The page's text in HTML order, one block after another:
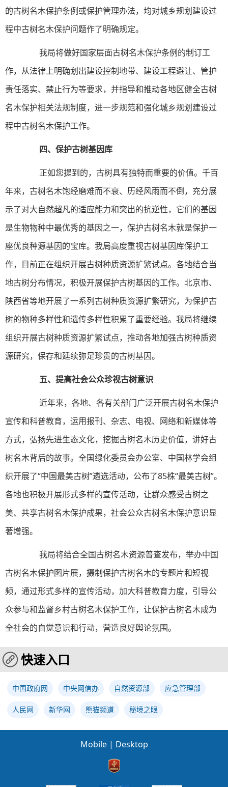
的古树名木保护条例或保护管理办法，均对城乡规划建设过
程中古树名木保护问题作了明确规定。
我局将做好国家层面古树名木保护条例的制订工
作，从法律上明确划出建设控制地带、建设工程避让、管护
责任落实、禁止行为等要求，并指导和推动各地区健全古树
名木保护相关法规制度，进一步规范和强化城乡规划建设过
程中古树名木保护工作。
四、保护古树基因库
正如您提到的，古树具有独特而重要的价值。千百
年来，古树名木饱经磨难而不衰、历经风雨而不倒，充分展
示了对大自然超凡的适应能力和突出的抗逆性，它们的基因
是生物物种中最优秀的基因之一，保护古树名木就是保护一
座优良种源基因的宝库。我局高度重视古树基因库保护工
作，目前正在组织开展古树种质资源扩繁试点。各地结合当
地古树分布情况，积极开展保护古树基因的工作。北京市、
陕西省等地开展了一系列古树种质资源扩繁研究，为保护古
树的物种多样性和遗传多样性积累了重要经验。我局将继续
组织开展古树种质资源扩繁试点，推动各地加强古树种质资
源研究，保存和延续弥足珍贵的古树基因。
五、提高社会公众珍视古树意识
近年来，各地、各有关部门广泛开展古树名木保护
宣传和科普教育，运用报刊、杂志、电视、网络和新媒体等
方式，弘扬先进生态文化，挖掘古树名木历史价值，讲好古
树名木背后的故事。全国绿化委员会办公室、中国林学会组
织开展了“中国最美古树”遴选活动，公布了85株“最美古树”。
各地也积极开展形式多样的宣传活动，让群众感受古树之
美、共享古树名木保护成果，社会公众古树名木保护意识显
著增强。
我局将结合全国古树名木资源普查发布，举办中国
古树名木保护图片展，摄制保护古树名木的专题片和短视
频，通过形式多样的宣传活动，加大科普教育力度，引导公
众参与和监督乡村古树名木保护工作，让保护古树名木成为
全社会的自觉意识和行动，营造良好舆论氛围。
快速入口
中国政府网 中央网信办 自然资源部 应急管理部
人民网 新华网 熊猫频道 秘境之眼
Mobile | Desktop